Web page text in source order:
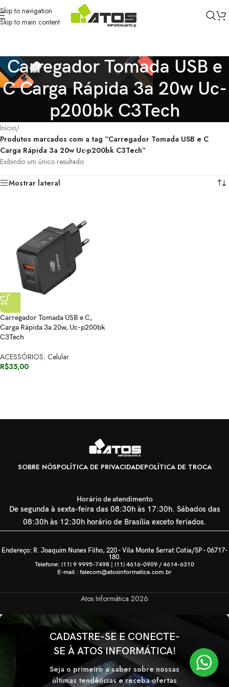
Skip to navigation
Skip to main content
Carregador Tomada USB e
C Carga Rápida 3a 20w Uc-
p200bk C3Tech
Início/
Produtos marcados com a tag “Carregador Tomada USB e C
Carga Rápida 3a 20w Uc-p200bk C3Tech”
Exibindo um único resultado
Mostrar lateral
Carregador Tomada USB e C,
Carga Rápida 3a 20w, Uc-p200bk
C3Tech
ACESSÓRIOS, Celular
R$35,00
SOBRE NÓSPOLÍTICA DE PRIVACIDADEPOLÍTICA DE TROCA
Horário de atendimento
De segunda à sexta-feira das 08:30h às 17:30h. Sábados das
08:30h às 12:30h horário de Brasília exceto feriados.
Endereço: R. Joaquim Nunes Filho, 220 - Vila Monte Serrat Cotia/SP - 06717-
180.
Telefone: (11) 9 9995-7498 | (11) 4616-0909 / 4614-6310
E-mail : falecom@atosinformatica.com.br
Atos Informática 2026
CADASTRE-SE E CONECTE-
SE À ATOS INFORMÁTICA!
Seja o primeiro a saber sobre nossas
últimas tendências e receba ofertas